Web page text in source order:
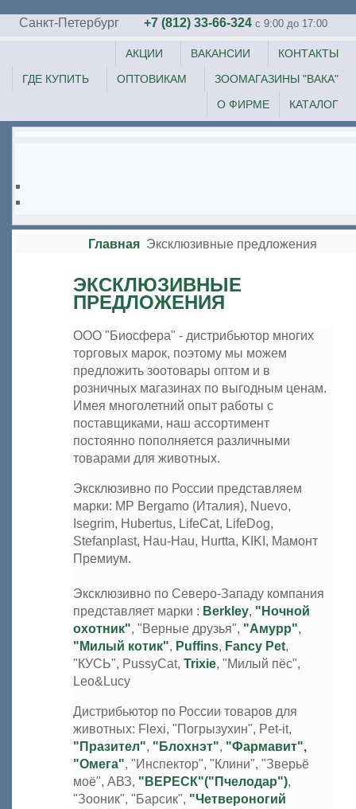
Санкт-Петербург +7 (812) 33-66-324 c 9:00 до 17:00
КОНТАКТЫ
ВАКАНСИИ
АКЦИИ
ЗООМАГАЗИНЫ "ВАКА"
ОПТОВИКАМ
ГДЕ КУПИТЬ
КАТАЛОГ
О ФИРМЕ
Главная Эксклюзивные предложения
ЭКСКЛЮЗИВНЫЕ
ПРЕДЛОЖЕНИЯ
ООО "Биосфера" - дистрибьютор многих
торговых марок, поэтому мы можем
предложить зоотовары оптом и в
розничных магазинах по выгодным ценам.
Имея многолетний опыт работы с
поставщиками, наш ассортимент
постоянно пополняется различными
товарами для животных.
Эксклюзивно по России представляем
марки: MP Bergamo (Италия), Nuevo,
Isegrim, Hubertus, LifeCat, LifeDog,
Stefanplast, Hau-Hau, Hurtta, KIKI, Мамонт
Премиум.
Эксклюзивно по Северо-Западу компания
представляет марки : Berkley, "Ночной
охотник", "Верные друзья", "Амурр",
"Милый котик", Puffins, Fancy Pet,
"КУСЬ", PussyCat, Trixie, "Милый пёс",
Leo&Lucy
Дистрибьютор по России товаров для
животных: Flexi, "Погрызухин", Pet-it,
"Празител", "Блохнэт", "Фармавит",
"Омега", "Инспектор", "Клини", "Зверьё
моё", АВЗ, "ВЕРЕСК"("Пчелодар"),
"Зооник", "Барсик", "Четвероногий